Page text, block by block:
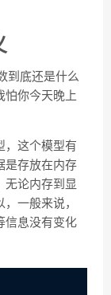
到底还是什么
怕你今天晚上
，这个模型有
是存放在内存
无论内存到显
一般来说，
信息没有变化